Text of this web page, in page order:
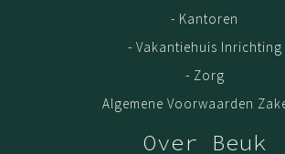
- Kantoren
- Vakantiehuis Inrichting
- Zorg
Algemene Voorwaarden
Over Beuk